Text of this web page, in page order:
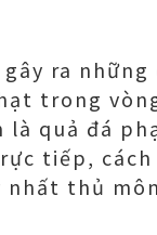
ra
trong
quả đá
tiếp,
thủ